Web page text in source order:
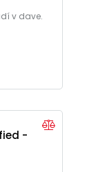
v dave.
-